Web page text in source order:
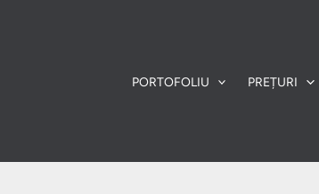
PORTOFOLIU PREȚURI